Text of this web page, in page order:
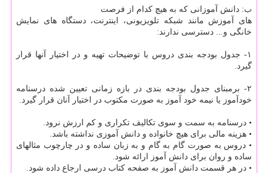
ب: دانش آموزانی كه به هیچ كدام از فرصت
های آموزش مانند شبكه تلویزیونی، اینترنت، دستگاه های نمایش
خانگی و... دسترسی ندارند:
۱- جدول بودجه بندی دروس با توضیحات تهیه و در اختیار آنها قرار
گیرد.
۲- برمبنای جدول بودجه بندی در بازه زمانی تعیین شده درسنامه
خودآموز یا نیمه خود آموز به صورت مكتوب در اختیار آنان قرار گیرد.
• درسنامه به سمت و سوی تكالیف تكراری و كم ارزش نرود.
• هزینه مالی برای هیچ خانواده و دانش آموزی نداشته باشد.
• دروس به صورت گام به گام و به زبان ساده و در چارچوب مثالهای
ساده و روان برای دانش آموز ارائه شود.
• در هر قسمت دانش آموز به صفحه كتاب درسی ارجاع داده شود.